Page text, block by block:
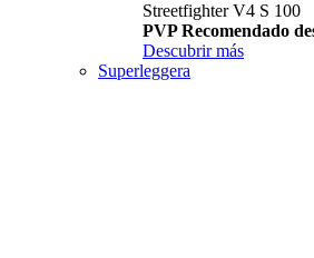
Streetfighter V4 S 100
PVP Recomendado
Descubrir más
Superleggera